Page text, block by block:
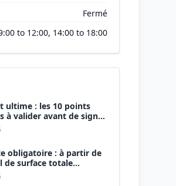
Fermé
to 12:00, 14:00 to 18:00
ultime : les 10 points
à valider avant de signer
obligatoire : à partir de
de surface totale
?